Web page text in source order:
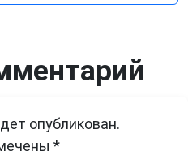
опубликован.
*